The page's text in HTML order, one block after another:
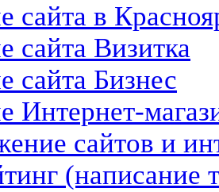
сайта в
сайта Визитка
сайта Бизнес
Интернет-
сайтов и
(написание